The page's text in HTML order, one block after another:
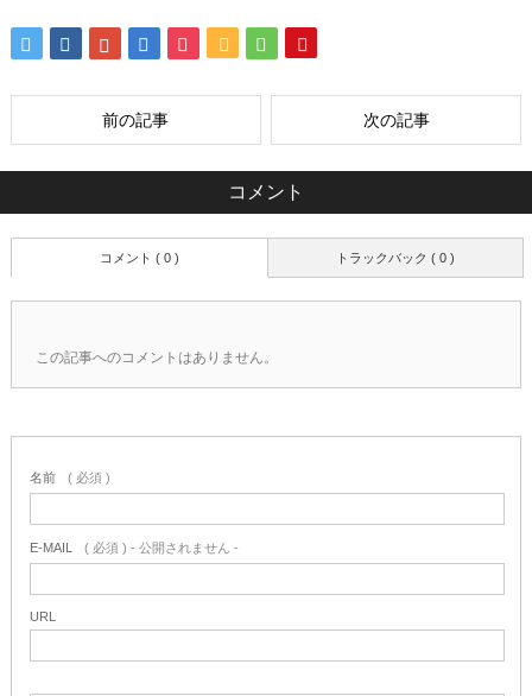
前の記事 次の記事
コメント
トラックバック ( 0 )
コメント ( 0 )
この記事へのコメントはありません。
名前 ( 必須 )
E-MAIL ( 必須 ) - 公開されません -
URL